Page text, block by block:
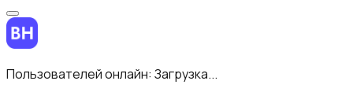
Пользователей онлайн: Загрузка...